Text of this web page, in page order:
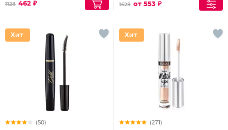
1128 462 ₽ 1628 от 553 ₽
(50) (271)